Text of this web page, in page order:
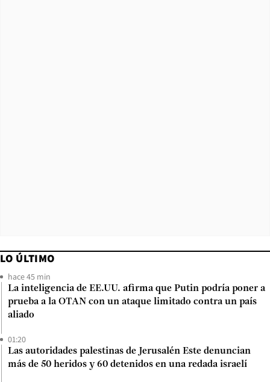
LO ÚLTIMO
hace 45 min
La inteligencia de EE.UU. afirma que Putin podría poner a
prueba a la OTAN con un ataque limitado contra un país
aliado
01:20
Las autoridades palestinas de Jerusalén Este denuncian
más de 50 heridos y 60 detenidos en una redada israelí